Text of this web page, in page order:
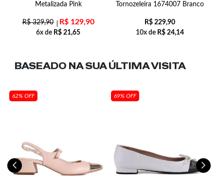
Metalizada Pink
R$329,90 R$129,90
6x de R$ 21,65
Tornozeleira 1674007 Branco
R$ 229,90
10x de R$ 24,14
BASEADO NA SUAÚLTIMA VISITA
62% OFF 69% OFF